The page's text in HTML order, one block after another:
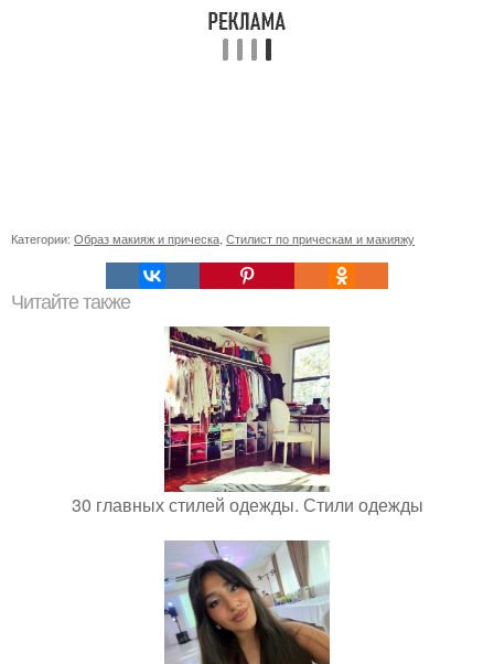
Категории: Образ макияж и прическа Стилист по прическам и макияжу
Читайте также
30 главных стилей одежды. Стили одежды